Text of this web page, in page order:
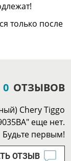
только после
0 ОТЗЫВОВ
Chery Tiggo
еще нет.
Будьте первым!
ОТЗЫВ